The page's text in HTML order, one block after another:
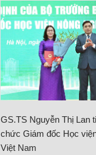
GS.TS Nguyễn Thị Lan
chức Giám đốc Học
Việt Nam